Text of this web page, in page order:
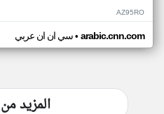
AZ95RO
سي ان ان عربي• arabic.cnn.com
المزيد